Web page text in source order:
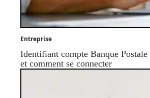
Entreprise
Identifiant compte Banque
et comment se connecter